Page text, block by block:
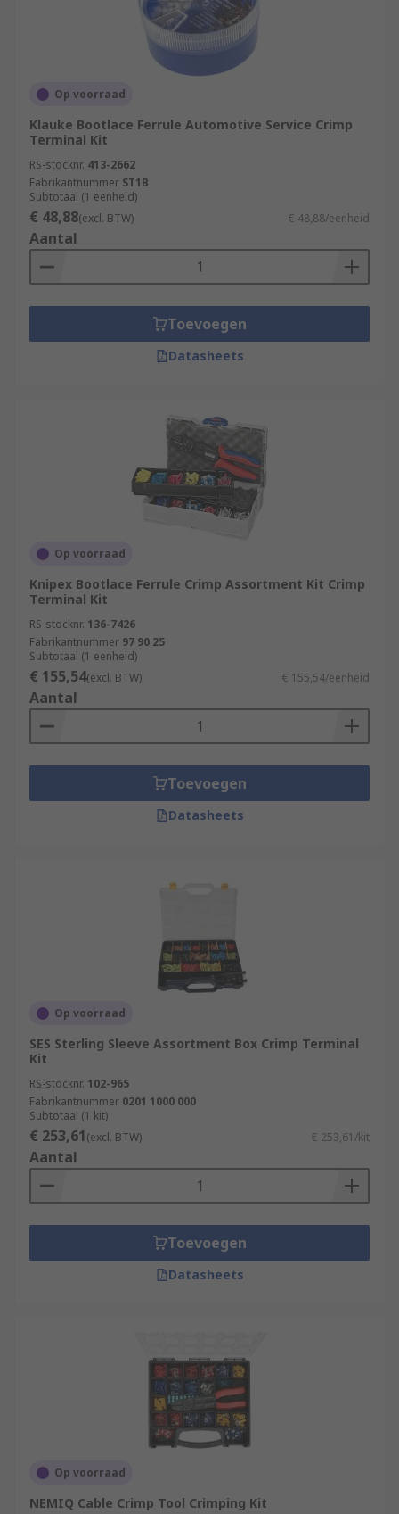
Op voorraad
Klauke Bootlace Ferrule Automotive Service Crimp
Terminal Kit
RS-stocknr. 413-2662
Fabrikantnummer ST1B
Subtotaal (1 eenheid)
€ 48,88(excl. BTW) € 48,88/eenheid
Aantal
Toevoegen
Datasheets
Op voorraad
Knipex Bootlace Ferrule Crimp Assortment Kit Crimp
Terminal Kit
RS-stocknr. 136-7426
Fabrikantnummer 97 90 25
Subtotaal (1 eenheid)
€ 155,54(excl. BTW) € 155,54/eenheid
Aantal
Toevoegen
Datasheets
Op voorraad
SES Sterling Sleeve Assortment Box Crimp Terminal
Kit
RS-stocknr. 102-965
Fabrikantnummer 0201 1000 000
Subtotaal (1 kit)
€ 253,61(excl. BTW) € 253,61/kit
Aantal
Toevoegen
Datasheets
Op voorraad
NEMIQ Cable Crimp Tool Crimping Kit